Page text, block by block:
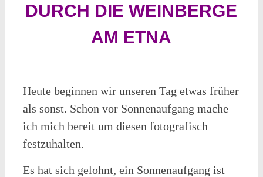
DURCH DIE WEINBERGE
AM ETNA
Heute beginnen wir unseren Tag etwas früher
als sonst. Schon vor Sonnenaufgang mache
ich mich bereit um diesen fotografisch
festzuhalten.
Es hat sich gelohnt, ein Sonnenaufgang ist